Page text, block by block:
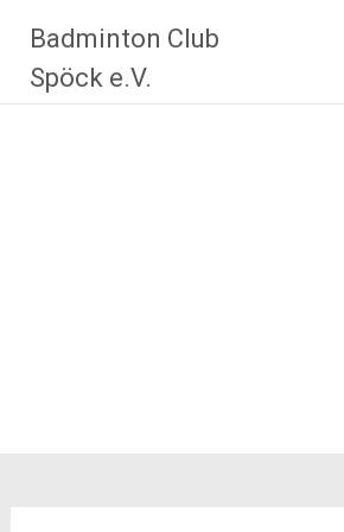
Inhalt
springen
Badminton Club
Spöck e.V.